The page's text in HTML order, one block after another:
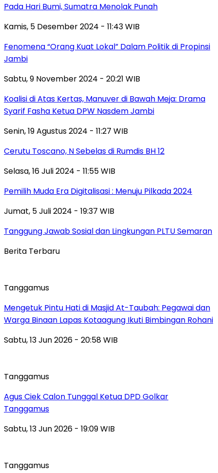
Pada Hari Bumi, Sumatra Menolak Punah
Kamis, 5 Desember 2024 - 11:43 WIB
Fenomena “Orang Kuat Lokal” Dalam Politik di Propinsi
Jambi
Sabtu, 9 November 2024 - 20:21 WIB
Koalisi di Atas Kertas, Manuver di Bawah Meja: Drama
Syarif Fasha Ketua DPW Nasdem Jambi
Senin, 19 Agustus 2024 - 11:27 WIB
Cerutu Toscano, N Sebelas di Rumdis BH 12
Selasa, 16 Juli 2024 - 11:55 WIB
Pemilih Muda Era Digitalisasi : Menuju Pilkada 2024
Jumat, 5 Juli 2024 - 19:37 WIB
Tanggung Jawab Sosial dan Lingkungan PLTU Semaran
Berita Terbaru
Tanggamus
Mengetuk Pintu Hati di Masjid At-Taubah: Pegawai dan
Warga Binaan Lapas Kotaagung Ikuti Bimbingan Rohani
Sabtu, 13 Jun 2026 - 20:58 WIB
Tanggamus
Agus Ciek Calon Tunggal Ketua DPD Golkar
Tanggamus
Sabtu, 13 Jun 2026 - 19:09 WIB
Tanggamus